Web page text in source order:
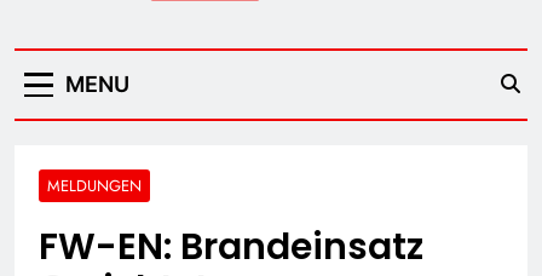
Kölner Umschau
MENU
MELDUNGEN
FW-EN: Brandeinsatz